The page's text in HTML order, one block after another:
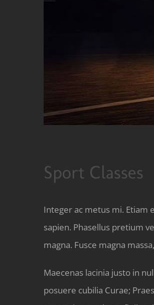
Sport Classes
Integer ac metus mi. Etiam
sapien. Phasellus pretium
magna. Fusce magna
Maecenas lacinia justo in
posuere cubilia Curae;